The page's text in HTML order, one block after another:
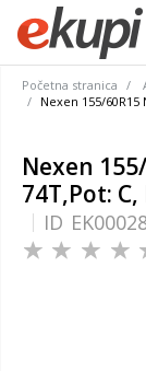
Početna stranica
Nexen 155/60R15
Nexen
74T,Pot:
ID